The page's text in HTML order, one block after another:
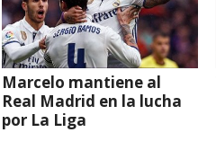
Marcelo mantiene al
Real Madrid en la lucha
por La Liga